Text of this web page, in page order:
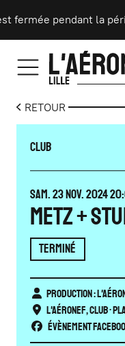
pendant la
RETOUR
CLUB
SAMEDI
SAM. 23 NOVEMBRE
NOV. 2024
METZ +
TERMINÉ
Production :
L'Aéronef,Club•
Évènement